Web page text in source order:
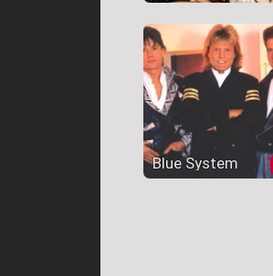
Blue System